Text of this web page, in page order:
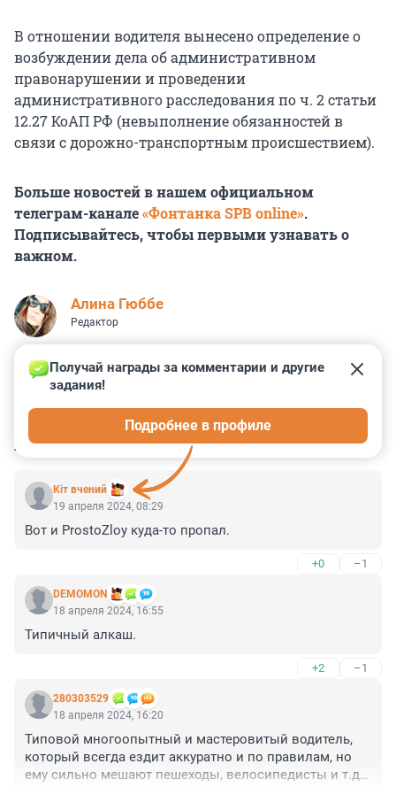
В отношении водителя вынесено определение о
возбуждении дела об административном
правонарушении и проведении
административного расследования по ч. 2 статьи
12.27 КоАП РФ (невыполнение обязанностей в
связи с дорожно-транспортным происшествием).
Больше новостей в нашем официальном
телеграм-канале«Фонтанка SPB online».
Подписывайтесь, чтобы первыми узнавать о
важном.
Алина Гюббе
Редактор
КОММЕНТАРИИ 3
Кiт вчений
Получай награды за комментарии и другие
задания!
Подробнее в профиле
19 апреля 2024, 08:29
Вот и ProstoZloy куда-то пропал.
+0 –1
DEMOMON
18 апреля 2024, 16:55
Типичный алкаш.
+2 –1
280303529
18 апреля 2024, 16:20
Типовой многоопытный и мастеровитый водитель,
который всегда ездит аккуратно и по правилам, но
ему сильно мешают пешеходы, велосипедисты и т.д.